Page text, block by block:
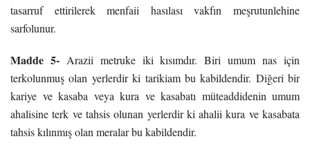
tasarruf ettirilerek menfaii hasılası vakfın meşrutunlehine
sarfolunur.
Madde 5- Arazii metruke iki kısımdır. Biri umum nas için
terkolunmuş olan yerlerdir ki tarikiam bu kabildendir. Diğeri bir
kariye ve kasaba veya kura ve kasabatı müteaddidenin umum
ahalisine terk ve tahsis olunan yerlerdir ki ahalii kura ve kasabata
tahsis kılınmış olan meralar bu kabildendir.